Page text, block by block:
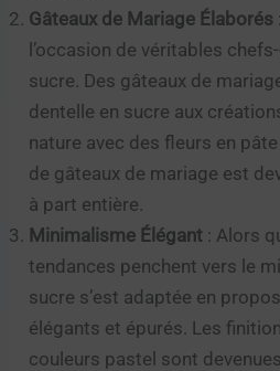
Gâteaux de Mariage Élaborés
l’occasion de véritables
sucre. Des gâteaux de
dentelle en sucre aux
nature avec des fleurs en
de gâteaux de mariage est
à part entière.
Minimalisme Élégant : Alors
tendances penchent vers le
sucre s’est adaptée en
élégants et épurés. Les
couleurs pastel sont